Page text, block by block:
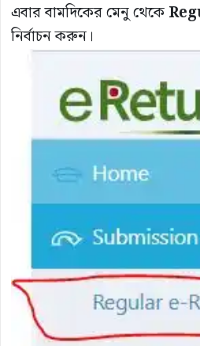
এবার বামদিকের মেনু থেকে
নির্বাচন করুন।